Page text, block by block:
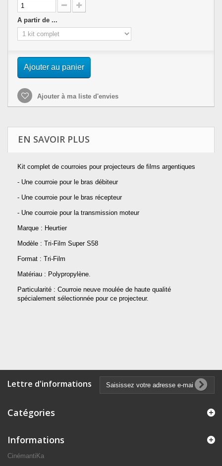
A partir de ...
Ajouter au panier
Ajouter à ma liste d'envies
EN SAVOIR PLUS
Kit complet de courroies pour projecteurs de films argentiques
- Une courroie pour le bras débiteur
- Une courroie pour le bras récepteur
- Une courroie pour la transmission moteur
Marque : Heurtier
Modèle : Tri-Film Super S58
Format : Tri-Film
Matériau : Polypropylène.
Particularité : Courroie neuve moulée de haute qualité
spécialement sélectionnée pour ce projecteur.
Lettre d'informations
Catégories
Informations
CinémantiKa